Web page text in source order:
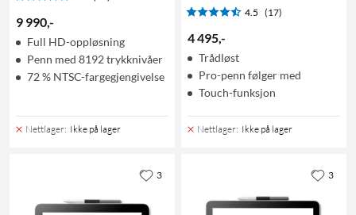
9 990,-
Full HD-oppløsning
Penn med 8192 trykknivåer
72 % NTSC-fargegjengivelse
Nettlager: Ikke på lager
4.5 (17)
4 495,-
Trådløst
Pro-penn følger med
Touch-funksjon
Nettlager: Ikke på lager
3 3